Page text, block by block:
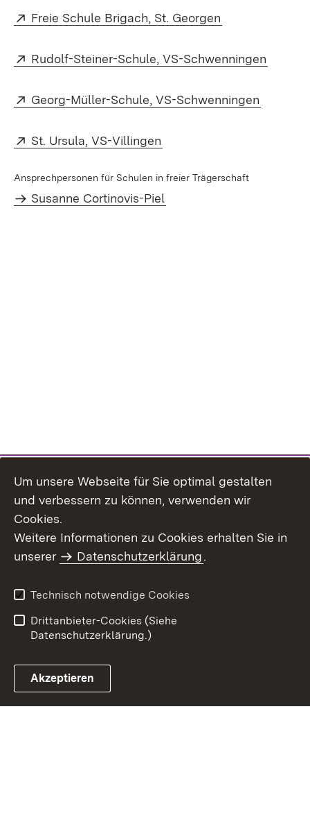
Extern:
Freie Schule Brigach, St. Georgen
Extern:
Rudolf-Steiner-Schule, VS-Schwenningen
Extern:
Georg-Müller-Schule, VS-Schwenningen
Extern:
St. Ursula, VS-Villingen
Ansprechpersonen für Schulen in freier Trägerschaft
Susanne Cortinovis-Piel
Benutzungshinweise
Erklärung zur
Um unsere Webseite für Sie optimal gestalten
und verbessern zu können, verwenden wir
Cookies.
Weitere Informationen zu Cookies erhalten Sie in
unserer
Datenschutzerklärung.
Technisch notwendige Cookies
Drittanbieter-Cookies (Siehe
Datenschutzerklärung.)
Akzeptieren